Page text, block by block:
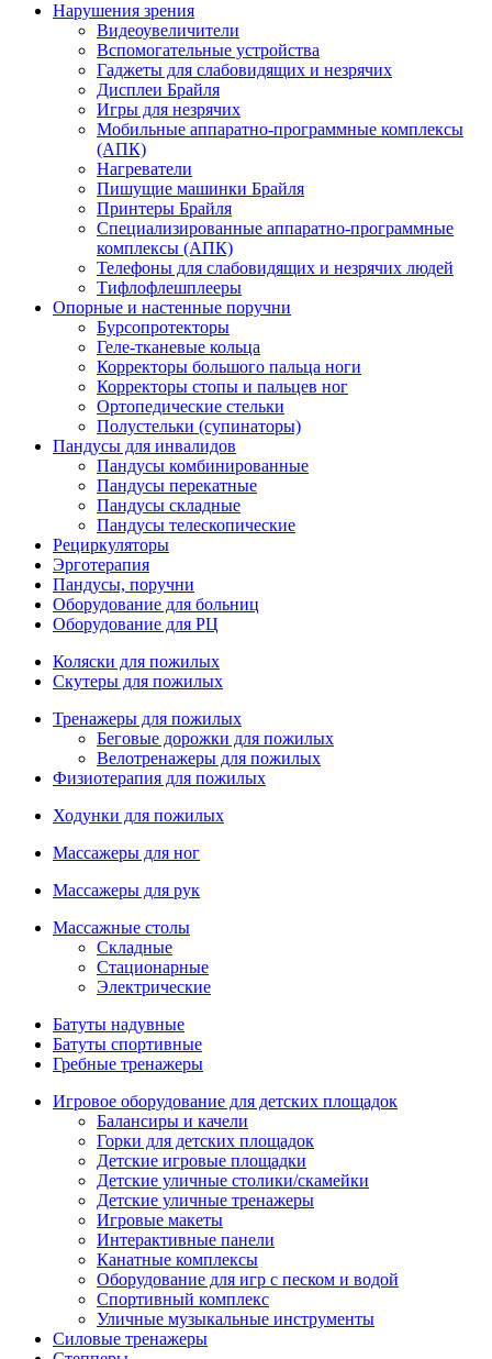
Нарушения зрения
Видеоувеличители
Вспомогательные устройства
Гаджеты для слабовидящих и незрячих
Дисплеи Брайля
Игры для незрячих
Мобильные аппаратно-программные комплексы
(АПК)
Нагреватели
Пишущие машинки Брайля
Принтеры Брайля
Специализированные аппаратно-программные
комплексы (АПК)
Телефоны для слабовидящих и незрячих людей
Тифлофлешплееры
Опорные и настенные поручни
Бурсопротекторы
Геле-тканевые кольца
Корректоры большого пальца ноги
Корректоры стопы и пальцев ног
Ортопедические стельки
Полустельки (супинаторы)
Пандусы для инвалидов
Пандусы комбинированные
Пандусы перекатные
Пандусы складные
Пандусы телескопические
Рециркуляторы
Эрготерапия
Пандусы, поручни
Оборудование для больниц
Оборудование для РЦ
Коляски для пожилых
Скутеры для пожилых
Тренажеры для пожилых
Беговые дорожки для пожилых
Велотренажеры для пожилых
Физиотерапия для пожилых
Ходунки для пожилых
Массажеры для ног
Массажеры для рук
Массажные столы
Складные
Стационарные
Электрические
Батуты надувные
Батуты спортивные
Гребные тренажеры
Игровое оборудование для детских площадок
Балансиры и качели
Горки для детских площадок
Детские игровые площадки
Детские уличные столики/скамейки
Детские уличные тренажеры
Игровые макеты
Интерактивные панели
Канатные комплексы
Оборудование для игр с песком и водой
Спортивный комплекс
Уличные музыкальные инструменты
Силовые тренажеры